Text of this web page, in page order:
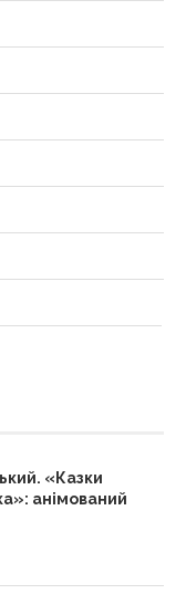
«Казки
анімований